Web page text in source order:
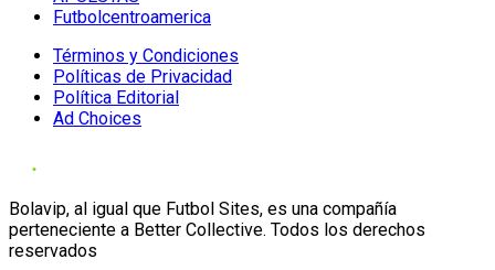
Futbolcentroamerica
Términos y Condiciones
Políticas de Privacidad
Política Editorial
Ad Choices
Bolavip, al igual que Futbol Sites, es una compañía
perteneciente a Better Collective. Todos los derechos
reservados